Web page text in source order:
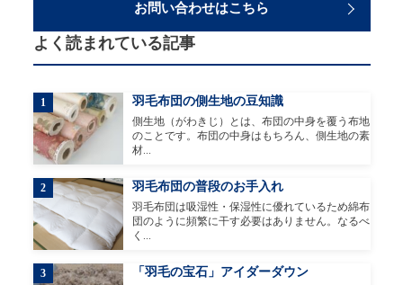
お問い合わせはこちら
よく読まれている記事
1 羽毛布団の側生地の豆知識
側生地（がわきじ）とは、布団の中身を覆う布地
のことです。布団の中身はもちろん、側生地の素
材...
2 羽毛布団の普段のお手入れ
羽毛布団は吸湿性・保湿性に優れているため綿布
団のように頻繁に干す必要はありません。なるべ
く...
3 「羽毛の宝石」アイダーダウン